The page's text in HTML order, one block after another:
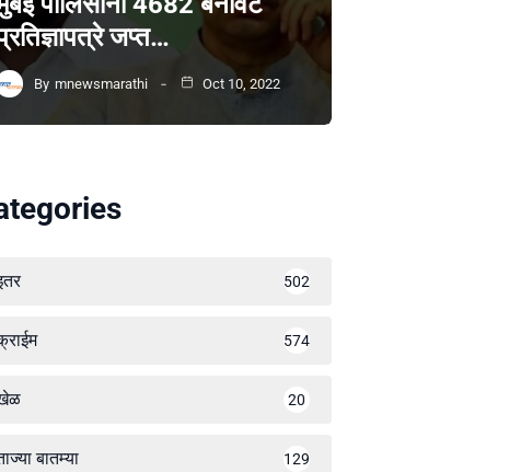
जप्त…
By mnewsmarathi Oct 10, 2022
502
574
20
बातम्या 129